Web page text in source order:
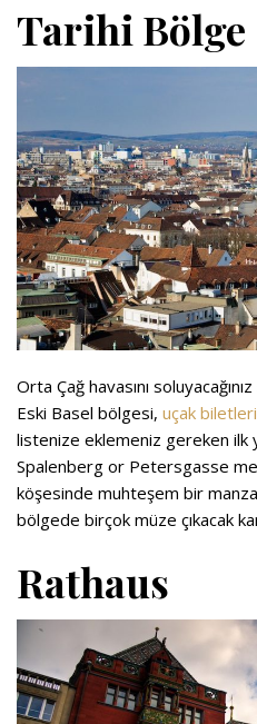
Tarihi Bölge
Orta Çağ havasını
Eski Basel bölgesi, uçak biletleri
listenize eklemeniz gereken ilk
Spalenberg or Petersgasse
köşesinde muhteşem bir
bölgede birçok müze çıkacak
Rathaus